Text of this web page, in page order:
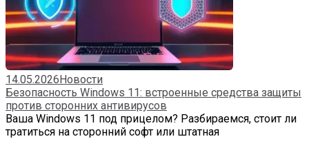
14.05.2026Новости
Безопасность Windows 11: встроенные средства защиты
против сторонних антивирусов
Ваша Windows 11 под прицелом? Разбираемся, стоит ли
тратиться на сторонний софт или штатная